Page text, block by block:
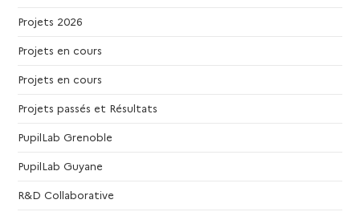
Projets 2026
Projets en cours
Projets en cours
Projets passés et Résultats
PupilLab Grenoble
PupilLab Guyane
R&D Collaborative